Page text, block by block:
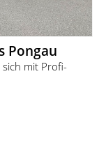
Pongau
sich mit Profi-